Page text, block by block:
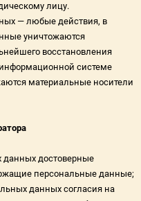
лицу.
— любые действия, в
уничтожаются
восстановления
системе
материальные носители
данных достоверные
персональные данные;
данных согласия на